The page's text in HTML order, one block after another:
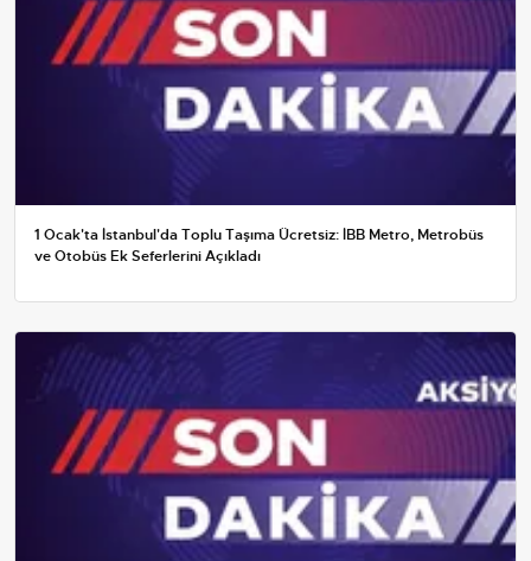
1 Ocak'ta İstanbul'da Toplu Taşıma Ücretsiz: İBB Metro, Metrobüs
ve Otobüs Ek Seferlerini Açıkladı